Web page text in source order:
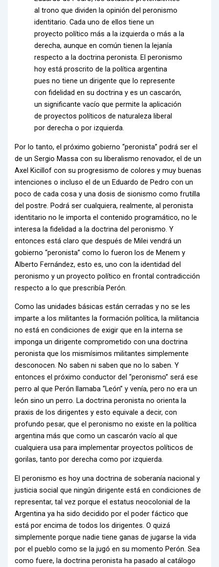
al trono que dividen la opinión del peronismo
identitario. Cada uno de ellos tiene un
proyecto político más a la izquierda o más a la
derecha, aunque en común tienen la lejanía
respecto a la doctrina peronista. El peronismo
hoy está proscrito de la política argentina
pues no tiene un dirigente que lo represente
con fidelidad en su doctrina y es un cascarón,
un significante vacío que permite la aplicación
de proyectos políticos de naturaleza liberal
por derecha o por izquierda.
Por lo tanto, el próximo gobierno “peronista” podrá ser el
de un Sergio Massa con su liberalismo renovador, el de un
Axel Kicillof con su progresismo de colores y muy buenas
intenciones o incluso el de un Eduardo de Pedro con un
poco de cada cosa y una dosis de sionismo como frutilla
del postre. Podrá ser cualquiera, realmente, al peronista
identitario no le importa el contenido programático, no le
interesa la fidelidad a la doctrina del peronismo. Y
entonces está claro que después de Milei vendrá un
gobierno “peronista” como lo fueron los de Menem y
Alberto Fernández, esto es, uno con la identidad del
peronismo y un proyecto político en frontal contradicción
respecto a lo que prescribía Perón.
Como las unidades básicas están cerradas y no se les
imparte a los militantes la formación política, la militancia
no está en condiciones de exigir que en la interna se
imponga un dirigente comprometido con una doctrina
peronista que los mismísimos militantes simplemente
desconocen. No saben ni saben que no lo saben. Y
entonces el próximo conductor del “peronismo” será ese
perro al que Perón llamaba “León” y venía, pero no era un
león sino un perro. La doctrina peronista no orienta la
praxis de los dirigentes y esto equivale a decir, con
profundo pesar, que el peronismo no existe en la política
argentina más que como un cascarón vacío al que
cualquiera usa para implementar proyectos políticos de
gorilas, tanto por derecha como por izquierda.
El peronismo es hoy una doctrina de soberanía nacional y
justicia social que ningún dirigente está en condiciones de
representar, tal vez porque el estatus neocolonial de la
Argentina ya ha sido decidido por el poder fáctico que
está por encima de todos los dirigentes. O quizá
simplemente porque nadie tiene ganas de jugarse la vida
por el pueblo como se la jugó en su momento Perón. Sea
como fuere, la doctrina peronista ha pasado al catálogo